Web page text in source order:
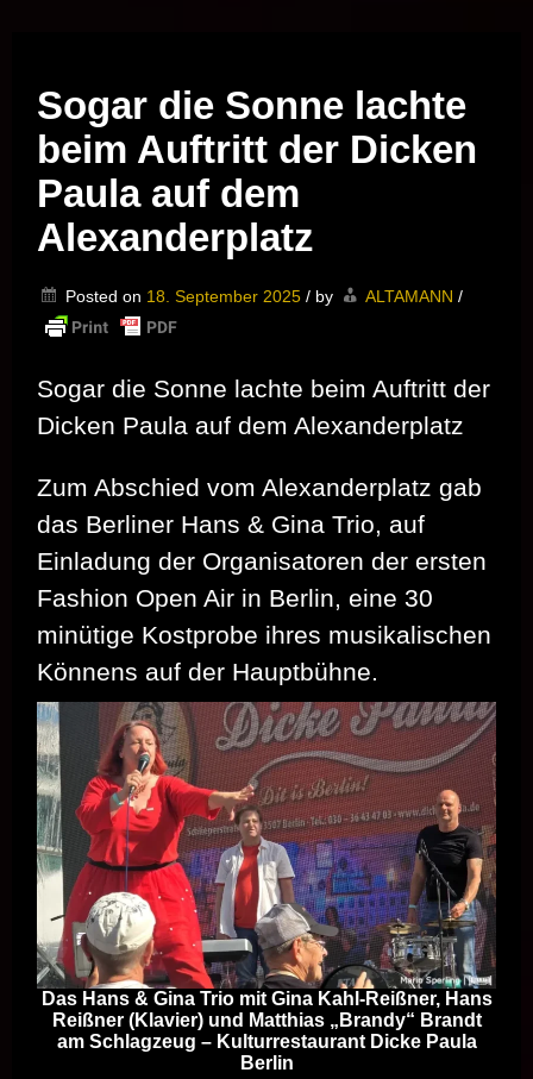
Sogar die Sonne lachte
beim Auftritt der Dicken
Paula auf dem
Alexanderplatz
Posted on 18. September 2025 / by ALTAMANN /
Sogar die Sonne lachte beim Auftritt der
Dicken Paula auf dem Alexanderplatz
Zum Abschied vom Alexanderplatz gab
das Berliner Hans & Gina Trio, auf
Einladung der Organisatoren der ersten
Fashion Open Air in Berlin, eine 30
minütige Kostprobe ihres musikalischen
Könnens auf der Hauptbühne.
Das Hans & Gina Trio mit Gina Kahl-Reißner, Hans
Reißner (Klavier) und Matthias „Brandy“ Brandt
am Schlagzeug – Kulturrestaurant Dicke Paula
Berlin